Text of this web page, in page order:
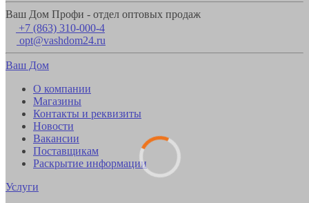
Ваш Дом Профи - отдел оптовых продаж
+7 (863) 310-000-4
opt@vashdom24.ru
Ваш Дом
О компании
Магазины
Контакты и реквизиты
Новости
Вакансии
Поставщикам
Раскрытие информации
Услуги